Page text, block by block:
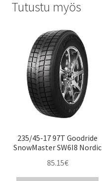
Tutustu myös
235/45-17 97T Goodride
SnowMaster SW6I8 Nordic
85.15€